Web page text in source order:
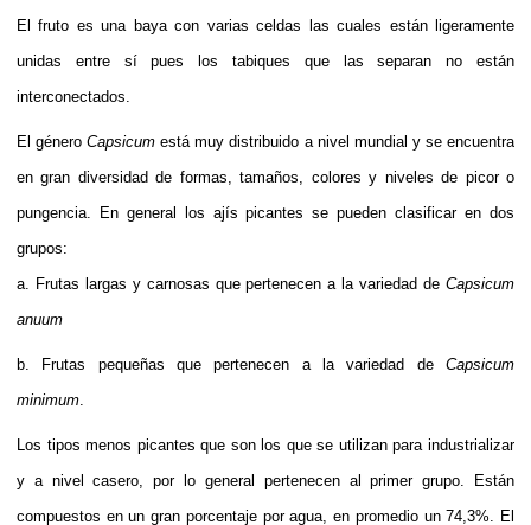
El fruto es una bayacon varias celdas las cuales están ligeramente
unidas entre sí pues los tabiques que las separan no están
interconectados.
El géneroCapsicum está muy distribuido a nivel mundial y se encuentra
en gran diversidad de formas, tamaños, colores y niveles de picor o
pungencia. En general los ajís picantes se pueden clasificar en dos
grupos:
a. Frutas largas y carnosas que pertenecen a la variedad de Capsicum
anuum
b. Frutas pequeñas que pertenecen a la variedad de Capsicum
minimum
Los tipos menos picantes que son los que se utilizan para industrializar
y a nivel casero, por lo general pertenecen al primer grupo. Están
compuestos en un gran porcentaje por agua, en promedio un 74,3%. El